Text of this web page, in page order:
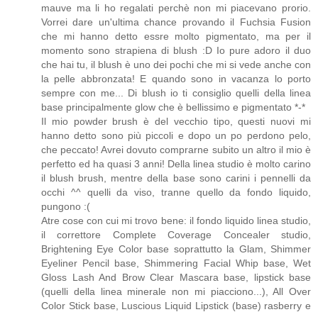
mauve ma li ho regalati perchè non mi piacevano prorio.
Vorrei dare un'ultima chance provando il Fuchsia Fusion
che mi hanno detto essre molto pigmentato, ma per il
momento sono strapiena di blush :D Io pure adoro il duo
che hai tu, il blush è uno dei pochi che mi si vede anche con
la pelle abbronzata! E quando sono in vacanza lo porto
sempre con me... Di blush io ti consiglio quelli della linea
base principalmente glow che è bellissimo e pigmentato *-*
Il mio powder brush è del vecchio tipo, questi nuovi mi
hanno detto sono più piccoli e dopo un po perdono pelo,
che peccato! Avrei dovuto comprarne subito un altro il mio è
perfetto ed ha quasi 3 anni! Della linea studio è molto carino
il blush brush, mentre della base sono carini i pennelli da
occhi ^^ quelli da viso, tranne quello da fondo liquido,
pungono :(
Atre cose con cui mi trovo bene: il fondo liquido linea studio,
il correttore Complete Coverage Concealer studio,
Brightening Eye Color base soprattutto la Glam, Shimmer
Eyeliner Pencil base, Shimmering Facial Whip base, Wet
Gloss Lash And Brow Clear Mascara base, lipstick base
(quelli della linea minerale non mi piacciono...), All Over
Color Stick base, Luscious Liquid Lipstick (base) rasberry e